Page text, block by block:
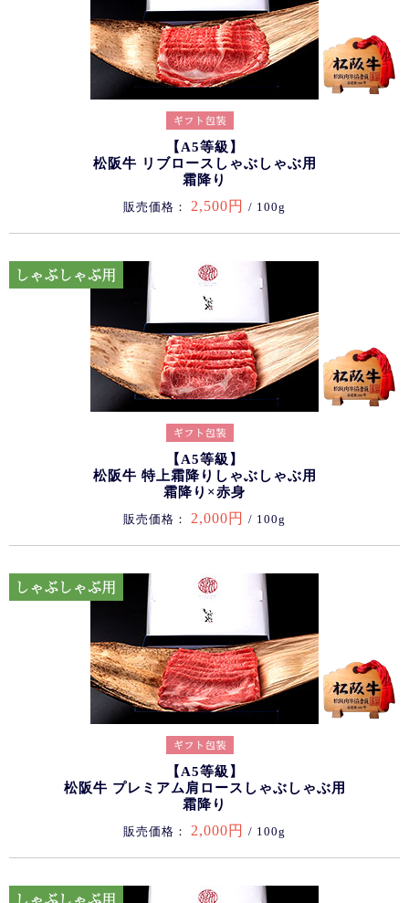
【A5等級】
松阪牛 リブロースしゃぶしゃぶ用
霜降り
販売価格： 2,500円 / 100g
【A5等級】
松阪牛 特上霜降りしゃぶしゃぶ用
霜降り×赤身
販売価格： 2,000円 / 100g
【A5等級】
松阪牛 プレミアム肩ロースしゃぶしゃぶ用
霜降り
販売価格： 2,000円 / 100g